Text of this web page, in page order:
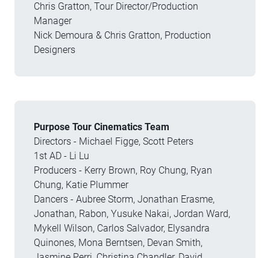
Chris Gratton, Tour Director/Production
Manager
Nick Demoura & Chris Gratton, Production
Designers
Purpose Tour Cinematics Team
Directors - Michael Figge, Scott Peters
1st AD - Li Lu
Producers - Kerry Brown, Roy Chung, Ryan
Chung, Katie Plummer
Dancers - Aubree Storm, Jonathan Erasme,
Jonathan, Rabon, Yusuke Nakai, Jordan Ward,
Mykell Wilson, Carlos Salvador, Elysandra
Quinones, Mona Berntsen, Devan Smith,